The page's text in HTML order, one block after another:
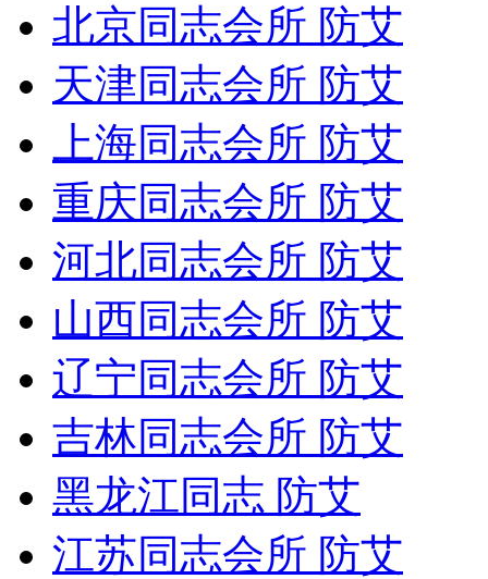
北京同志会所 防艾
天津同志会所 防艾
上海同志会所 防艾
重庆同志会所 防艾
河北同志会所 防艾
山西同志会所 防艾
辽宁同志会所 防艾
吉林同志会所 防艾
黑龙江同志 防艾
江苏同志会所 防艾